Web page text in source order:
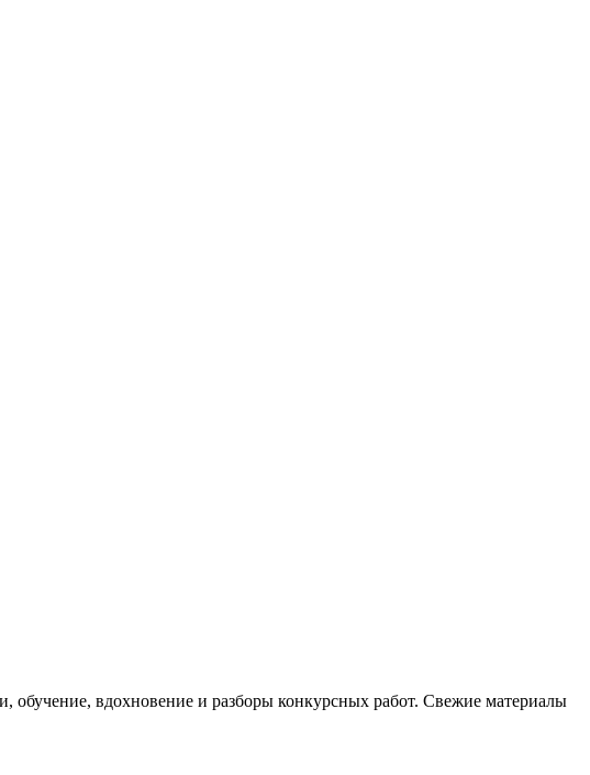
обучение, вдохновение и разборы конкурсных работ. Свежие материалы